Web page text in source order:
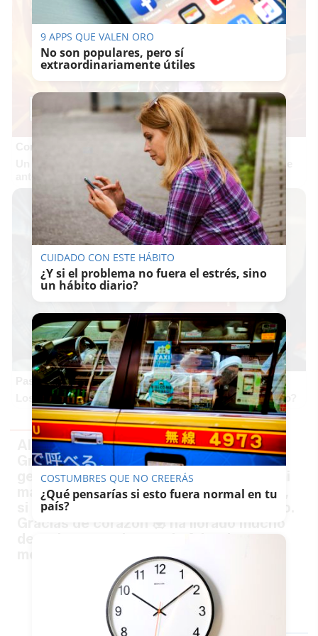
Un verdadero MMORPG de la vieja escuela ¡Cómo los de
antes, pero mejor!
Pasaportes que abren puertas
Los pasaportes más poderosos del mundo, ¿está el tuyo?
Almas buenas
Gracias a la persona que hoy con tanta
generosidad le ha pagado la compra a mi
madre al ver que no se acordaba del pin,
si lees esto me gustaría poder pagártelo.
Gracias de corazón 💟 ha llorado mucho
de su impotencia ante la falta de
— Chicho Marín
(@chichomarin67)
December 18, 2021
9 APPS QUE VALEN ORO
No son populares, pero sí
extraordinariamente útiles
CUIDADO CON ESTE HÁBITO
¿Y si el problema no fuera el estrés, sino
un hábito diario?
COSTUMBRES QUE NO CREERÁS
¿Qué pensarías si esto fuera normal en tu
país?